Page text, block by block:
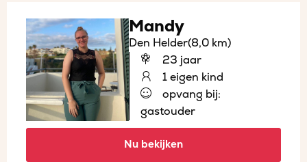
Mandy
Den Helder(8,0 km)
23 jaar
1 eigen kind
opvang bij:
gastouder
Nu bekijken